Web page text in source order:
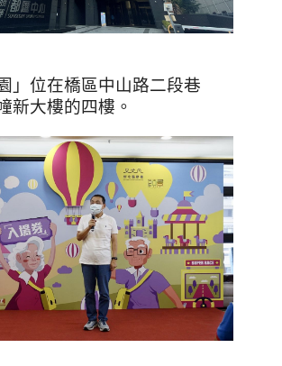
」位在橋區中山路二段巷
新大樓的四樓。